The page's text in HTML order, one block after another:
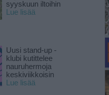
syyskuun iltoihin
Lue lisää
Uusi stand-up -
klubi kutittelee
nauruhermoja
keskiviikkoisin
Lue lisää